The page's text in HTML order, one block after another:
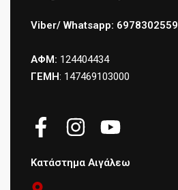
Viber/ Whatsapp: 6978302559
ΑΦΜ: 124404434
ΓΕΜΗ: 147469103000
Κατάστημα Αιγάλεω